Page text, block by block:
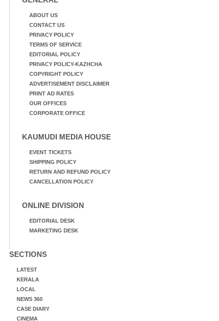
ABOUT US
CONTACT US
PRIVACY POLICY
TERMS OF SERVICE
EDITORIAL POLICY
PRIVACY POLICY-KAZHCHA
COPYRIGHT POLICY
ADVERTISEMENT DISCLAIMER
PRINT AD RATES
OUR OFFICES
CORPORATE OFFICE
KAUMUDI MEDIA HOUSE
EVENT TICKETS
SHIPPING POLICY
RETURN AND REFUND POLICY
CANCELLATION POLICY
ONLINE DIVISION
EDITORIAL DESK
MARKETING DESK
SECTIONS
LATEST
KERALA
LOCAL
NEWS 360
CASE DIARY
CINEMA